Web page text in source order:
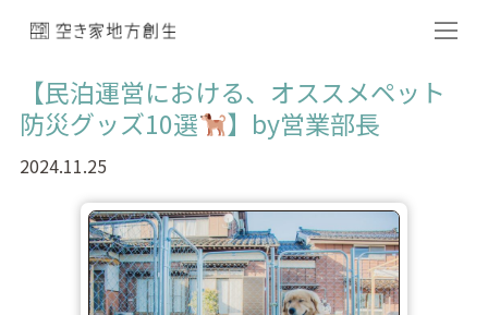
【民泊運営における、オススメペット
防災グッズ10選
】by営業部長
2024.11.25